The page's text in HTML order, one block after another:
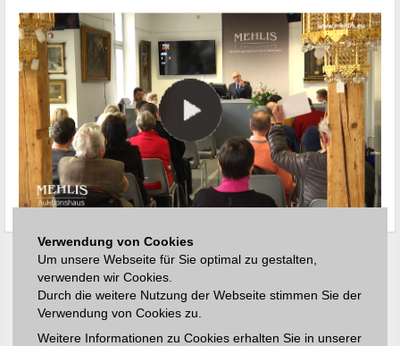
Verwendung von Cookies
Um unsere Webseite für Sie optimal zu gestalten,
verwenden wir Cookies.
Durch die weitere Nutzung der Webseite stimmen Sie der
Verwendung von Cookies zu.
Weitere Informationen zu Cookies erhalten Sie in unserer